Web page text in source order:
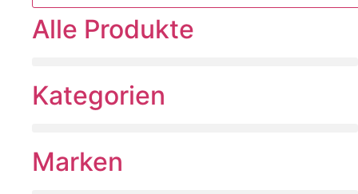
Alle Produkte
Kategorien
Marken